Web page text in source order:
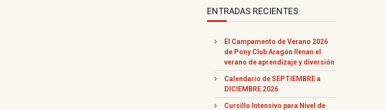
ENTRADAS RECIENTES
El Campamento de Verano 2026
de Pony Club Aragón llenan el
verano de aprendizaje y diversión
Calendario de SEPTIEMBRE a
DICIEMBRE 2026
Cursillo Intensivo para Nivel de